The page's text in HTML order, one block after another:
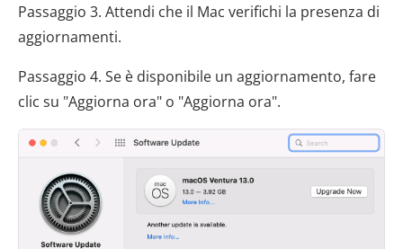
Passaggio 3. Attendi che il Mac verifichi la presenza di
aggiornamenti.
Passaggio 4. Se è disponibile un aggiornamento, fare
clic su "Aggiorna ora" o "Aggiorna ora".